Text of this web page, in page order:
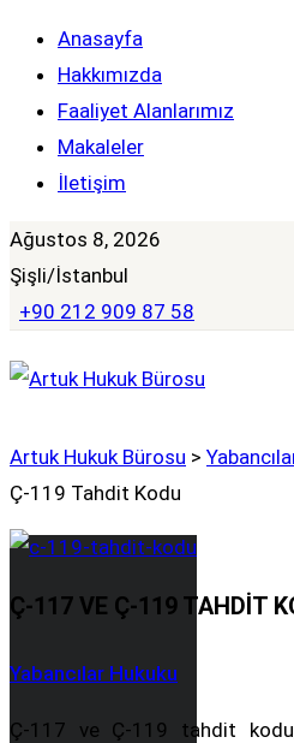
Anasayfa
Hakkımızda
Faaliyet Alanlarımız
Makaleler
İletişim
Ağustos 8, 2026
Şişli/İstanbul
+90 212 909 87 58
Artuk Hukuk Bürosu >
Ç-119 Tahdit Kodu
Ç-117 VE Ç-119 TAHDIT
Yabancılar Hukuku
Ç-117 ve Ç-119 tahdit